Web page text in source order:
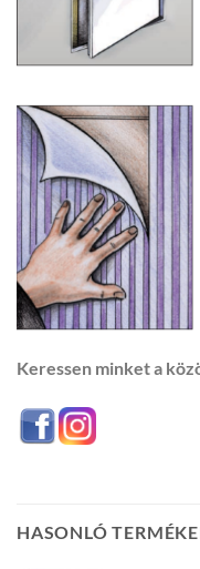
Keressen minket a
HASONLÓ